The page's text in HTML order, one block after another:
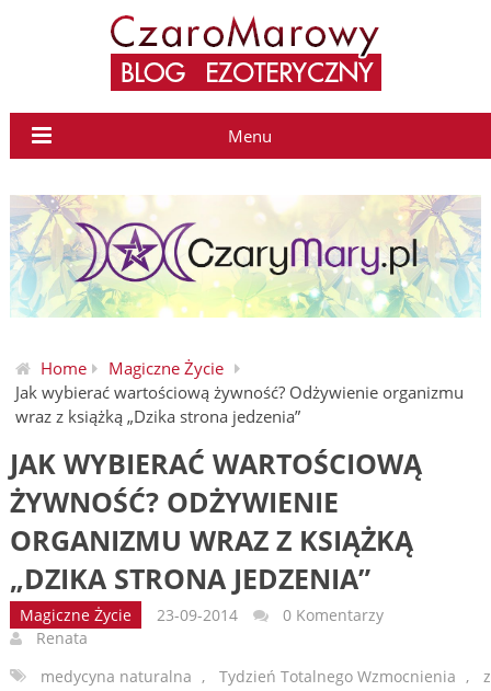
Menu
Home
Magiczne Życie
Jak wybierać wartościową żywność? Odżywienie organizmu
wraz z książką „Dzika strona jedzenia”
JAK WYBIERAĆ WARTOŚCIOWĄ
ŻYWNOŚĆ? ODŻYWIENIE
ORGANIZMU WRAZ Z KSIĄŻKĄ
„DZIKA STRONA JEDZENIA”
Magiczne Życie 23-09-2014
0 Komentarzy
Renata
medycyna naturalna , Tydzień Totalnego Wzmocnienia ,